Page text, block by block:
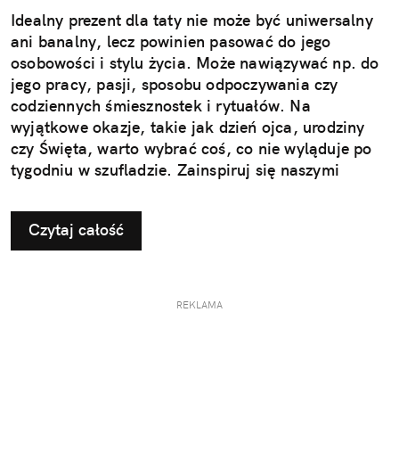
Idealny prezent dla taty nie może być uniwersalny
ani banalny, lecz powinien pasować do jego
osobowości i stylu życia. Może nawiązywać np. do
jego pracy, pasji, sposobu odpoczywania czy
codziennych śmiesznostek i rytuałów. Na
wyjątkowe okazje, takie jak dzień ojca, urodziny
czy Święta, warto wybrać coś, co nie wyląduje po
tygodniu w szufladzie. Zainspiruj się naszymi
taty.
Czytaj całość
REKLAMA